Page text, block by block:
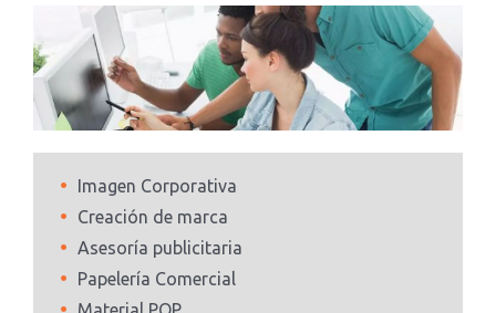
Imagen Corporativa
Creación de marca
Asesoría publicitaria
Papelería Comercial